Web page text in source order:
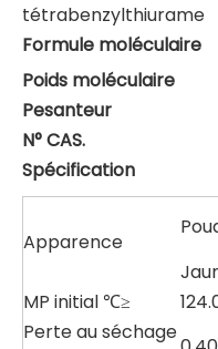
tétrabenzylthiurame
Formule moléculaire
Poids moléculaire
N° CAS.
Spécification
Apparence
MP initial ℃≥
Perte au séchage